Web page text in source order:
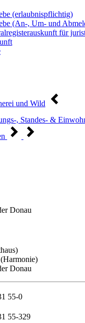
(erlaubnispflichtig)
(An-, Um- und
für
und Wild
, Standes- &
Donau
Donau
55-0
55-329